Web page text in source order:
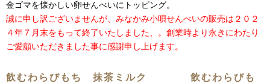
金ゴマを懐かしい卵せんべいにトッピング。
誠に申し訳ございませんが、みなかみ小唄せんべいの販売は２０２
４年７月末をもって終了いたしました、。創業時より永きにわたり
ご愛顧いただきました事に感謝申し上げます。
飲むわらびもち 抹茶ミルク 飲むわらびも